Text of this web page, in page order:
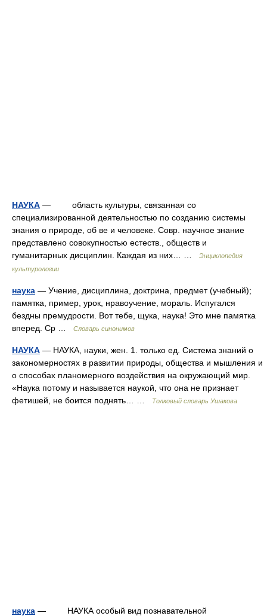
НАУКА — область культуры, связанная со
специализированной деятельностью по созданию системы
знания о природе, об ве и человеке. Совр. научное знание
представлено совокупностью естеств., обществ и
гуманитарных дисциплин. Каждая из них… …
Энциклопедия
культурологии
наука — Учение, дисциплина, доктрина, предмет (учебный);
памятка, пример, урок, нравоучение, мораль. Испугался
бездны премудрости. Вот тебе, щука, наука! Это мне памятка
вперед. Ср …
Словарь синонимов
НАУКА — НАУКА, науки, жен. 1. только ед. Система знаний о
закономерностях в развитии природы, общества и мышления и
о способах планомерного воздействия на окружающий мир.
«Наука потому и называется наукой, что она не признает
фетишей, не боится поднять… …
Толковый словарь Ушакова
наука — НАУКА особый вид познавательной